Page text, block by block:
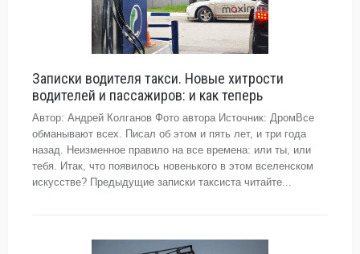
Записки водителя такси. Новые хитрости
водителей и пассажиров: и как теперь
Автор: Андрей Колганов Фото автора Источник: ДромВсе
обманывают всех. Писал об этом и пять лет, и три года
назад. Неизменное правило на все времена: или ты, или
тебя. Итак, что появилось новенького в этом вселенском
искусстве? Предыдущие записки таксиста читайте...